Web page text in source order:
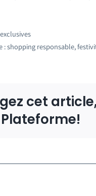
: shopping responsable,
cet